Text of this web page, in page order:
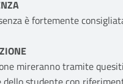
è fortemente
mireranno tramite